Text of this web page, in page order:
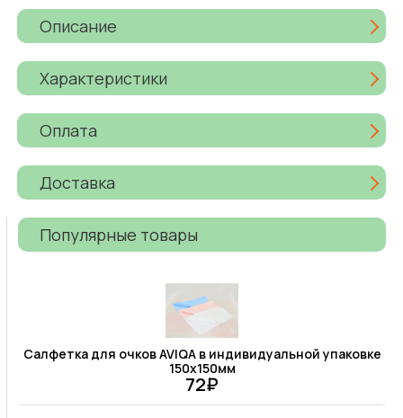
Описание
Характеристики
Оплата
Доставка
Популярные товары
Салфетка для очков AVIQA в индивидуальной упаковке
150х150мм
72₽